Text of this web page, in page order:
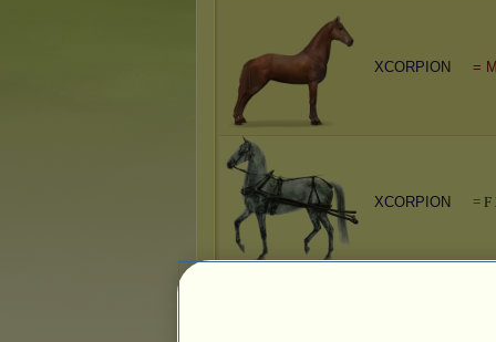
XCORPION =
XCORPION = F